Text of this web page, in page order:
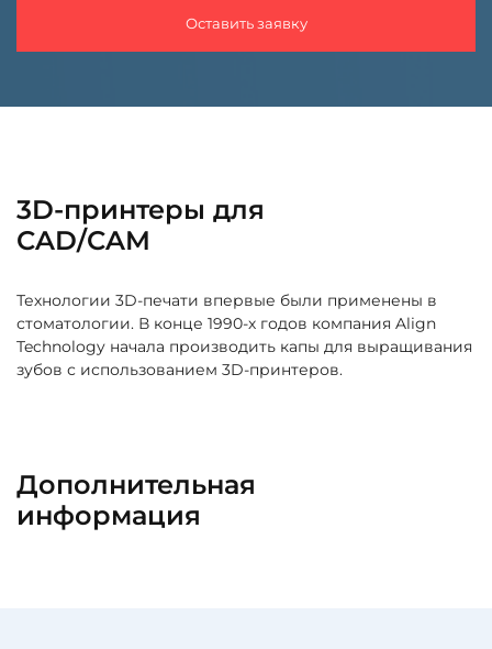
Оставить заявку
3D-принтеры для
CAD/CAM
Технологии 3D-печати впервые были применены в
стоматологии. В конце 1990-х годов компания Align
Technology начала производить капы для выращивания
зубов с использованием 3D-принтеров.
Дополнительная
информация